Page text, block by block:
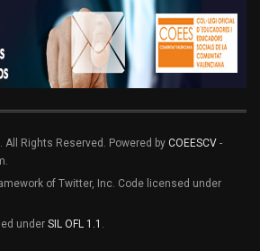
Rights Reserved. Powered by COEESCV -
of Twitter, Inc. Code licensed under
under SIL OFL 1.1 .